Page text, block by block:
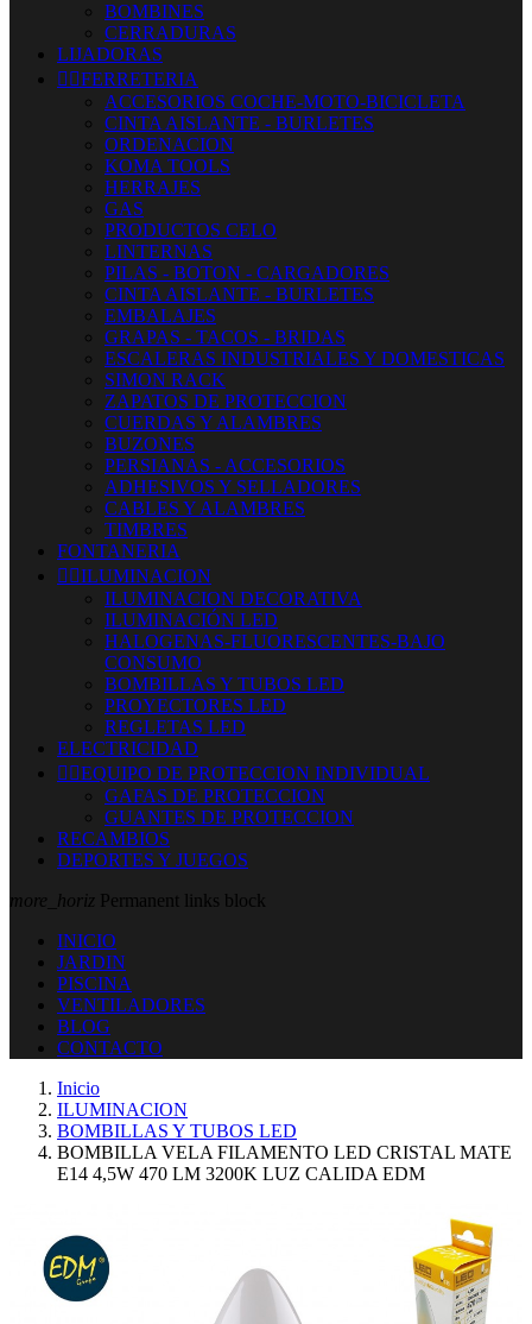
BOMBINES
CERRADURAS
LIJADORAS
 FERRETERIA
ACCESORIOS COCHE-MOTO-BICICLETA
CINTA AISLANTE - BURLETES
ORDENACION
KOMA TOOLS
HERRAJES
GAS
PRODUCTOS CELO
LINTERNAS
PILAS - BOTON - CARGADORES
CINTA AISLANTE - BURLETES
EMBALAJES
GRAPAS - TACOS - BRIDAS
ESCALERAS INDUSTRIALES Y DOMESTICAS
SIMON RACK
ZAPATOS DE PROTECCION
CUERDAS Y ALAMBRES
BUZONES
PERSIANAS - ACCESORIOS
ADHESIVOS Y SELLADORES
CABLES Y ALAMBRES
TIMBRES
FONTANERIA
 ILUMINACION
ILUMINACION DECORATIVA
ILUMINACIÓN LED
HALOGENAS-FLUORESCENTES-BAJO
CONSUMO
BOMBILLAS Y TUBOS LED
PROYECTORES LED
REGLETAS LED
ELECTRICIDAD
 EQUIPO DE PROTECCION INDIVIDUAL
GAFAS DE PROTECCION
GUANTES DE PROTECCION
RECAMBIOS
DEPORTES Y JUEGOS
more_horiz Permanent links block
INICIO
JARDIN
PISCINA
VENTILADORES
BLOG
CONTACTO
Inicio
ILUMINACION
BOMBILLAS Y TUBOS LED
BOMBILLA VELA FILAMENTO LED CRISTAL MATE
E14 4,5W 470 LM 3200K LUZ CALIDA EDM